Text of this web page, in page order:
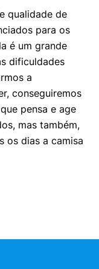
qualidade de
para os
é um grande
dificuldades
a
conseguiremos
pensa e age
mas também,
os dias a camisa